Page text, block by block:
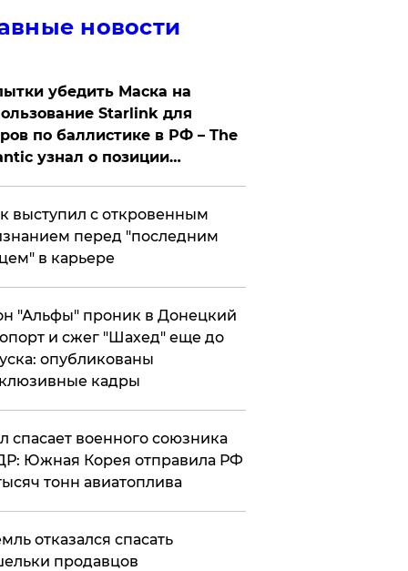
новости
убедить Маска на
Starlink для
по баллистике в РФ – The
узнал о позиции
выступил с откровенным
перед "последним
в карьере
"Альфы" проник в Донецкий
и сжег "Шахед" еще до
опубликованы
кадры
спасает военного союзника
Южная Корея отправила РФ
тонн авиатоплива
отказался спасать
продавцов